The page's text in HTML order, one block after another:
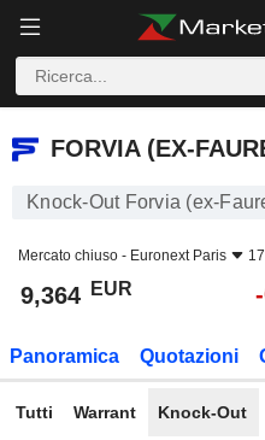
FORVIA (EX-FAURECIA)
FORVIA (EX-
Knock-Out Forvia (ex-
Mercato chiuso - Euronext Paris
9,364 EUR
Panoramica Quotazioni
Tutti Warrant Knock-Out